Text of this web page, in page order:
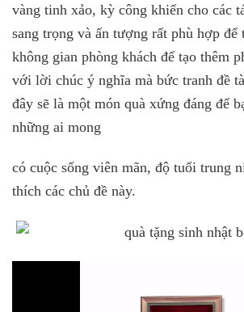
vàng tinh xảo, kỳ công khiến cho các
sang trọng và ấn tượng rất phù hợp
không gian phòng khách để tạo thêm
với lời chúc ý nghĩa mà bức tranh đề
đây sẽ là một món quà xứng đáng để
những ai mong
có cuộc sống viên mãn, độ tuổi trung
thích các chủ đề này.